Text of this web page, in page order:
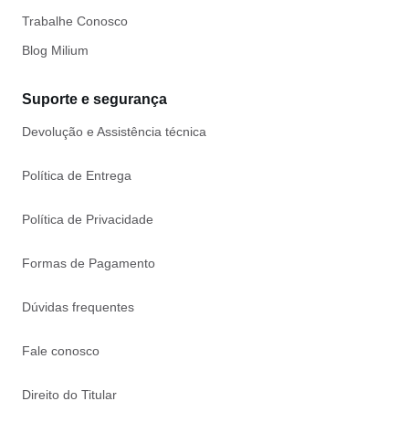
Trabalhe Conosco
Blog Milium
Suporte e segurança
Devolução e Assistência técnica
Política de Entrega
Política de Privacidade
Formas de Pagamento
Dúvidas frequentes
Fale conosco
Direito do Titular